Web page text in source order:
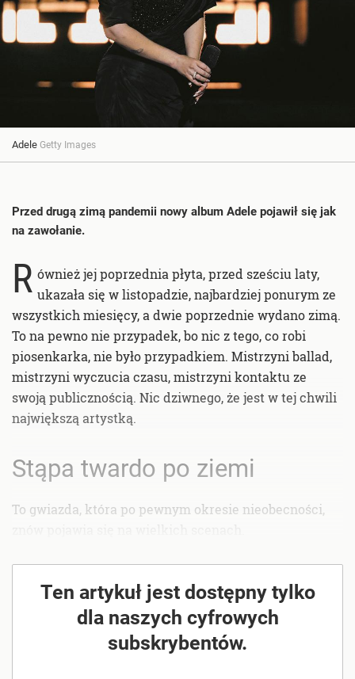
AdeleGetty Images
Przed drugą zimą pandemii nowy album Adele pojawił się jak
na zawołanie.
R ównież jej poprzednia płyta, przed sześciu laty,
ukazała się w listopadzie, najbardziej ponurym ze
wszystkich miesięcy, a dwie poprzednie wydano zimą.
To na pewno nie przypadek, bo nic z tego, co robi
piosenkarka, nie było przypadkiem. Mistrzyni ballad,
mistrzyni wyczucia czasu, mistrzyni kontaktu ze
swoją publicznością. Nic dziwnego, że jest w tej chwili
największą artystką.
Stąpa twardo po ziemi
To gwiazda, która po pewnym okresie nieobecności,
Ten artykuł jest dostępny tylko
dla naszych cyfrowych
subskrybentów.